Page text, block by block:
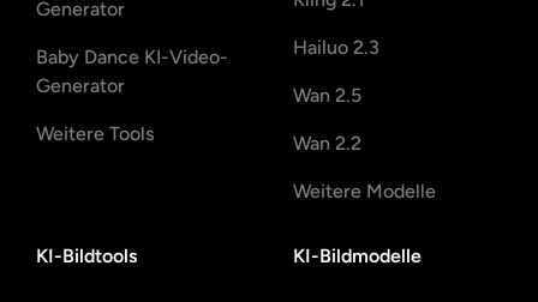
Generator
Baby Dance KI-Video-
Generator
Weitere Tools
Hailuo 2.3
Wan 2.5
Wan 2.2
Weitere Modelle
KI-Bildtools KI-Bildmodelle